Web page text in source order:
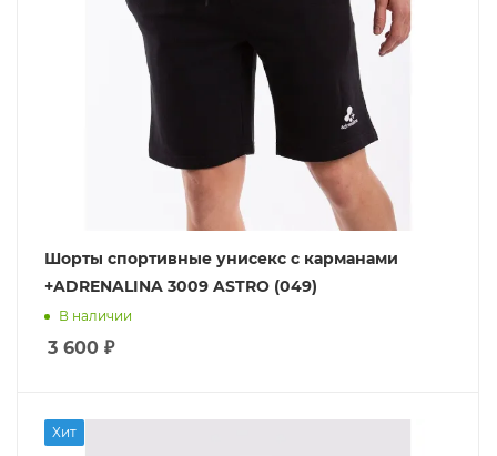
Шорты спортивные унисекс с карманами
+ADRENALINA 3009 ASTRO (049)
В наличии
3 600 ₽
Хит